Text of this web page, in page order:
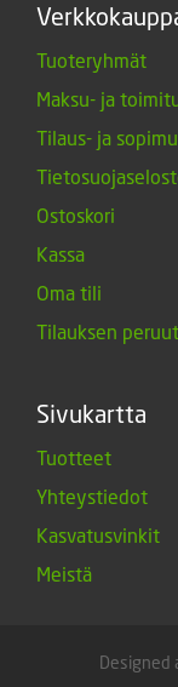
Tuoteryhmät
Maksu- ja
Tilaus- ja
Ostoskori
Kassa
Oma tili
Tilauksen
Sivukartta
Tuotteet
Yhteystiedot
Kasvatusvinkit
Meistä
Designed